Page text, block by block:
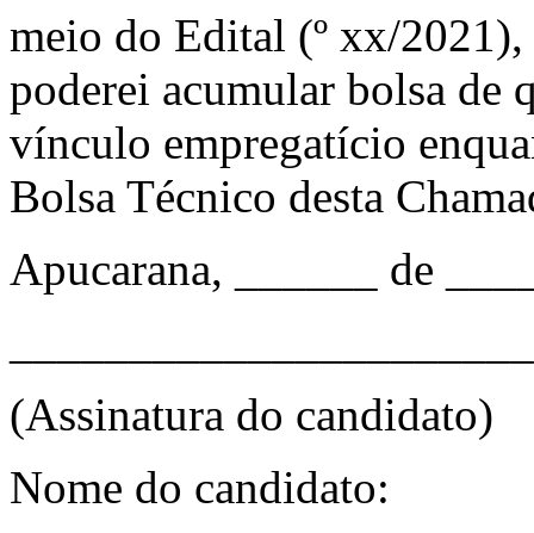
meio do Edital (º xx/2021),
poderei acumular bolsa de
vínculo empregatício
Bolsa Técnico desta
Apucarana, ______ de
(Assinatura do candidato)
Nome do candidato: